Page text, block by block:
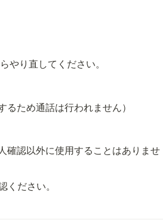
やり直してください。
ため通話は行われません）
確認以外に使用することはありませ
ださい。